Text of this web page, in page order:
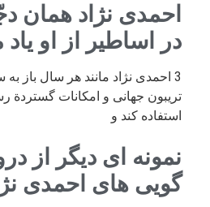
احمدی نژاد همان
در اساطیر از او
3 احمدی نژاد مانند هر سال باز به
تریبون جهانی و امکانات گستردة
استفاده کند و
نمونه ای دیگر از
گویی های احمدی